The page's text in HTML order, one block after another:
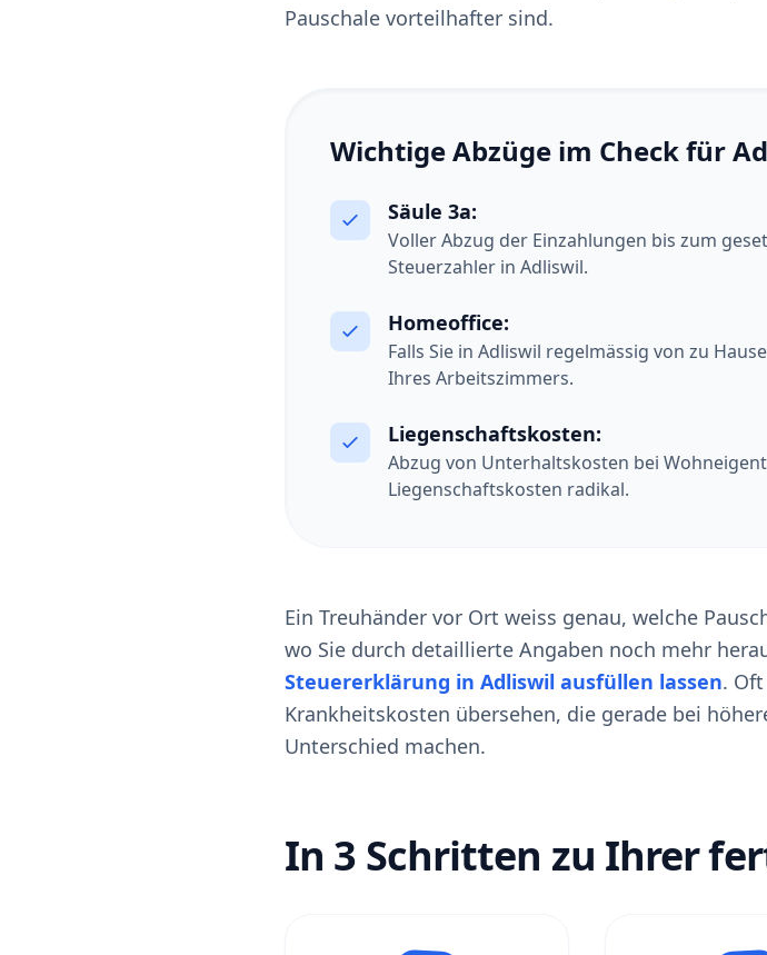
Pauschale vorteilhafter sind.
Wichtige Abzüge im Check für
Säule 3a:
Voller Abzug der Einzahlungen bis zum
Steuerzahler in Adliswil.
Homeoffice:
Falls Sie in Adliswil regelmässig von zu
Ihres Arbeitszimmers.
Liegenschaftskosten:
Abzug von Unterhaltskosten bei
Liegenschaftskosten radikal.
Ein Treuhänder vor Ort weiss genau, welche
wo Sie durch detaillierte Angaben noch mehr
Steuererklärung in Adliswil ausfüllen lassen.
Krankheitskosten übersehen, die gerade bei
Unterschied machen.
In 3 Schritten zu Ihrer